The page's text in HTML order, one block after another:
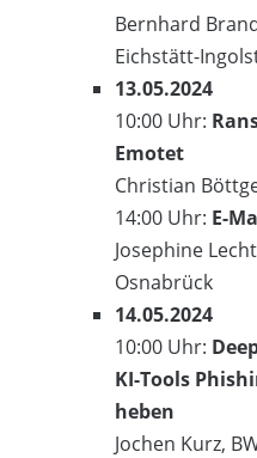
Bernhard
Eichstätt-
13.05.2024
10:00 Uhr:
Emotet
Christian
14:00 Uhr: E-
Josephine
Osnabrück
14.05.2024
10:00 Uhr:
KI-Tools
heben
Jochen Kurz,